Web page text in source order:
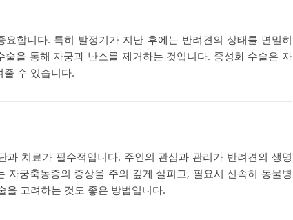
합니다. 특히 발정기가 지난 후에는 반려견의 상태를 면밀히
을 통해 자궁과 난소를 제거하는 것입니다. 중성화 수술은 자
수 있습니다.
치료가 필수적입니다. 주인의 관심과 관리가 반려견의 생명
궁축농증의 증상을 주의 깊게 살피고, 필요시 신속히 동물병
을 고려하는 것도 좋은 방법입니다.